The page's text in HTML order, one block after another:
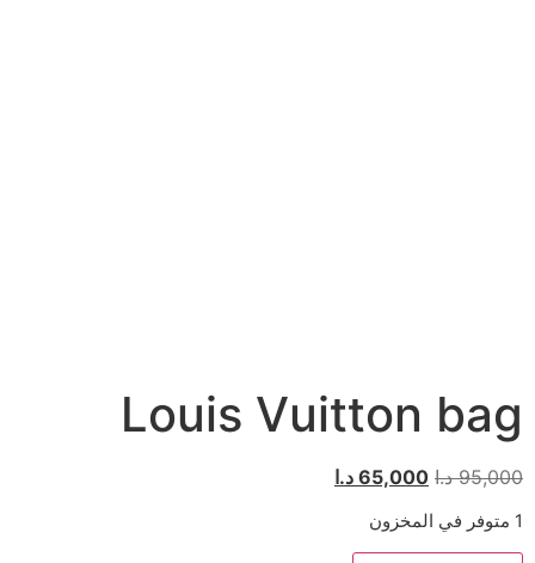
Louis Vuitton bag
95,000 د.ا 65,000 د.ا
1 متوفر في المخزون